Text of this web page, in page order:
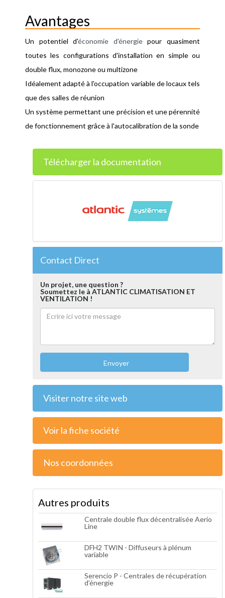
Avantages
Un potentiel d'économie d'énergiepour quasiment
toutes les configurations d'installation en simple ou
double flux, monozone ou multizone
Idéalement adapté à l'occupation variable de locaux tels
que des salles de réunion
Un système permettant une précision et une pérennité
de fonctionnement grâce à l'autocalibration de la sonde
Télécharger la documentation
Contact Direct
Un projet, une question ?
Soumettez le à ATLANTIC CLIMATISATION ET
VENTILATION !
Envoyer
Visiter notre site web
Voir la fiche société
Nos coordonnées
Autres produits
Centrale double flux décentralisée Aerio
Line
DFH2 TWIN - Diffuseurs à plénum
variable
Serencio P - Centrales de récupération
d’énergie